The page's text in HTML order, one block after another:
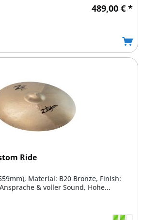
489,00 € *
Ride
Material: B20 Bronze, Finish:
& voller Sound, Hohe...